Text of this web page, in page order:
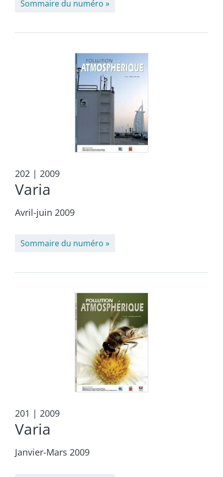
Sommaire du numéro
202 | 2009
Varia
Avril-juin 2009
Sommaire du numéro
201 | 2009
Varia
Janvier-Mars 2009